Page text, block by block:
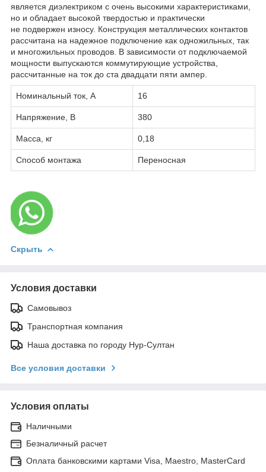
является диэлектриком с очень высокими характеристиками,
но и обладает высокой твердостью и практически
не подвержен износу. Конструкция металлических контактов
рассчитана на надежное подключение как одножильных, так
и многожильных проводов. В зависимости от подключаемой
мощности выпускаются коммутирующие устройства,
рассчитанные на ток до ста двадцати пяти ампер.
Номинальный ток, А 16
Напряжение, В 380
Масса, кг 0,18
Способ монтажа Переносная
Скрыть
Условия доставки
Самовывоз
Транспортная компания
Наша доставка по городу Нур-Султан
Все условия доставки
Условия оплаты
Наличными
Безналичный расчет
Оплата банковскими картами Visa, Maestro, MasterCard